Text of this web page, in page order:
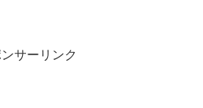
サーリンク